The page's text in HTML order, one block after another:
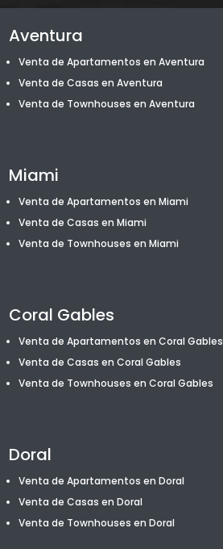
Aventura
Venta de Apartamentos en Aventura
Venta de Casas en Aventura
Venta de Townhouses en Aventura
Miami
Venta de Apartamentos en Miami
Venta de Casas en Miami
Venta de Townhouses en Miami
Coral Gables
Venta de Apartamentos en Coral Gables
Venta de Casas en Coral Gables
Venta de Townhouses en Coral Gables
Doral
Venta de Apartamentos en Doral
Venta de Casas en Doral
Venta de Townhouses en Doral